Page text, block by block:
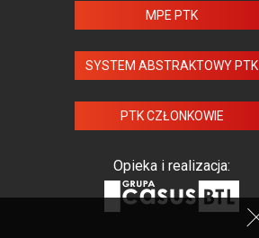
MPE PTK
SYSTEM ABSTRAKTOWY PTK
PTK CZŁONKOWIE
Opieka i realizacja: